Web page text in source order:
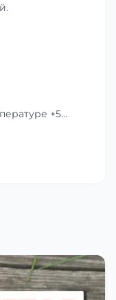
+5…